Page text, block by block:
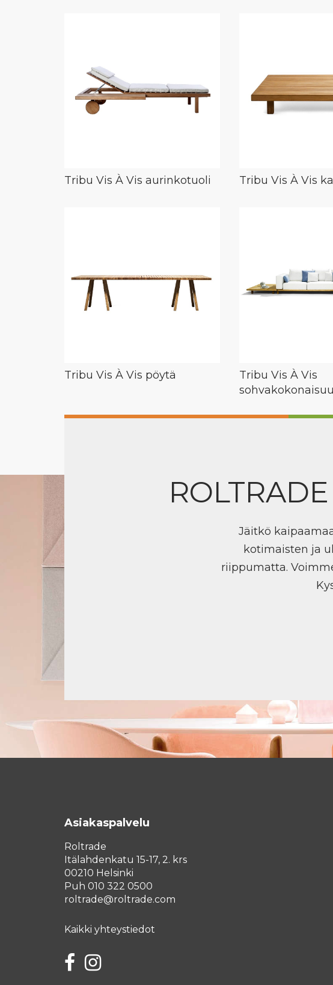
Tribu Vis À Vis aurinkotuoli Tribu Vis À Vis
Tribu Vis À Vis pöytä
Tribu Vis À Vis
Jäitkö
kotimaisten ja
riippumatta.
Asiakaspalvelu
Roltrade
Itälahdenkatu 15-17, 2. krs
00210 Helsinki
Puh 010 322 0500
roltrade@roltrade.com
Kaikki yhteystiedot
FacebookInstagram